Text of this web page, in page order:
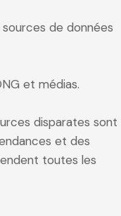
de données
et médias.
disparates sont
et des
toutes les